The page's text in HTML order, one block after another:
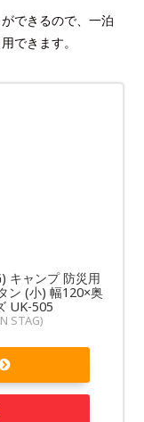
できるので、一泊
できます。
キャンプ 防災用
ン (小) 幅120×奥
UK-505
STAG)